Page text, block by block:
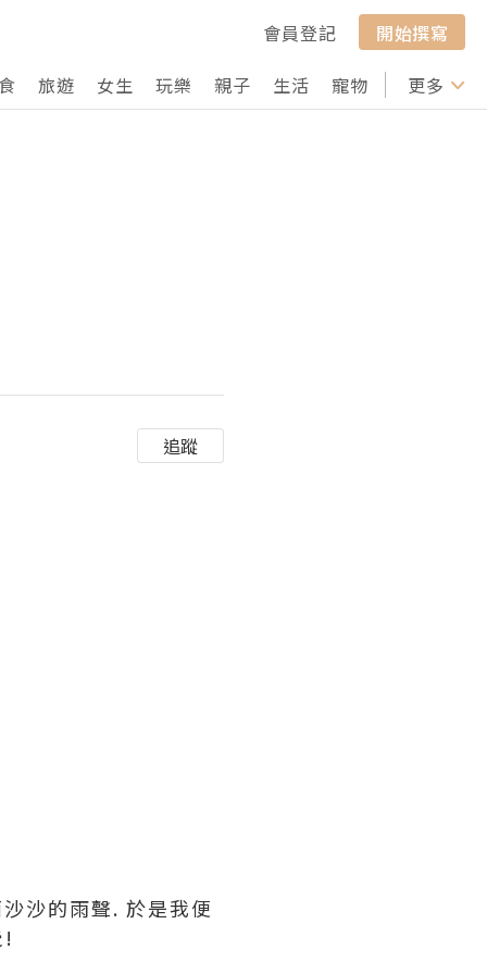
會員登記
開始撰寫
旅遊 女生 玩樂 親子 生活 寵物 行山 打卡
更多
追蹤
沙的雨聲. 於是我便
!